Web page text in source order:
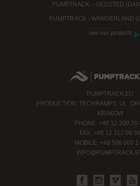
PUMPTRACK – GEDSTED
PUMPTRACK - WANGERLAND
see our projects
PUMPTRACK.EU
PRODUCTION: TECHRAMPS, UL.
KRAKÓW
PHONE: +48 12 200 26
FAX: +48 12 312 06 96
MOBILE: +48 506 000